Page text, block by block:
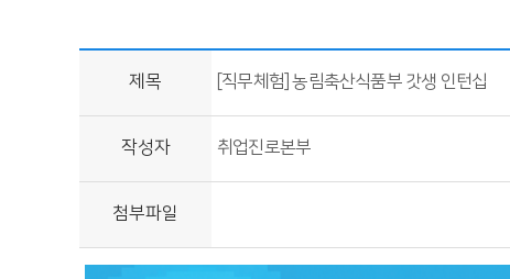
제목 [직무체험] 농림축산식품부 갓생 인턴십
작성자 취업진로본부
첨부파일